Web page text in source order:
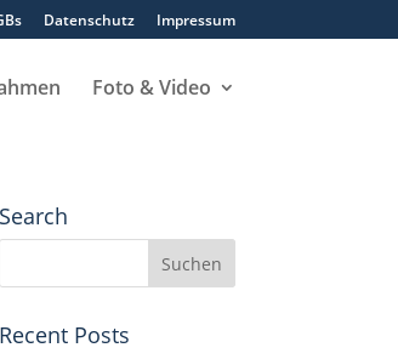
Datenschutz Impressum
Foto & Video
Search
Recent Posts